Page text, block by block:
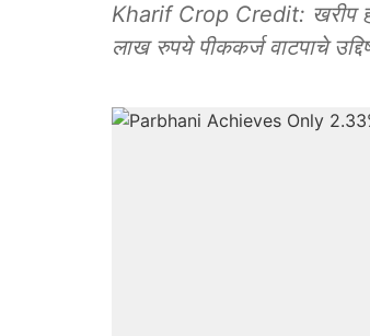
Kharif Crop Credit: खरीप
लाख रुपये पीककर्ज वाटपाचे